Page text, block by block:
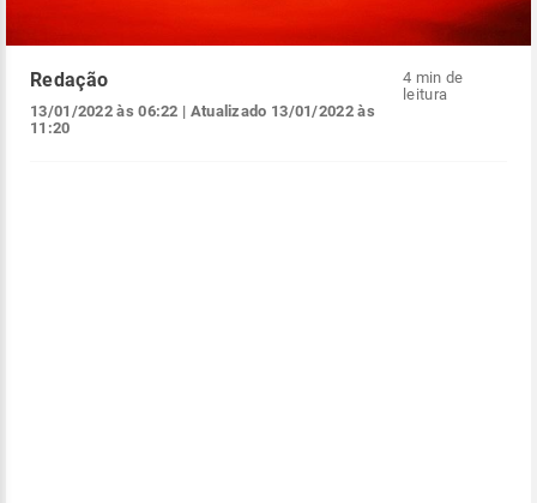
Redação
13/01/2022 às 06:22 | Atualizado 13/01/2022 às
11:20
4 min de
leitura